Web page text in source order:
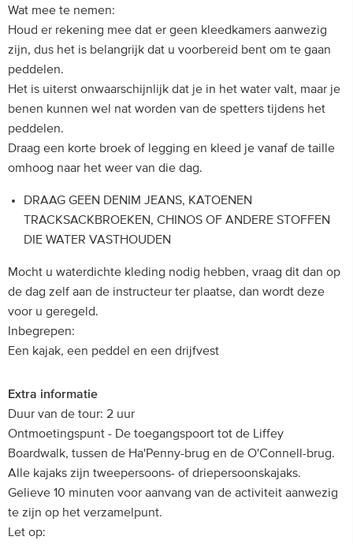
Wat mee te nemen:
Houd er rekening mee dat er geen kleedkamers aanwezig
zijn, dus het is belangrijk dat u voorbereid bent om te gaan
peddelen.
Het is uiterst onwaarschijnlijk dat je in het water valt, maar je
benen kunnen wel nat worden van de spetters tijdens het
peddelen.
Draag een korte broek of legging en kleed je vanaf de taille
omhoog naar het weer van die dag.
DRAAG GEEN DENIM JEANS, KATOENEN
TRACKSACKBROEKEN, CHINOS OF ANDERE STOFFEN
DIE WATER VASTHOUDEN
Mocht u waterdichte kleding nodig hebben, vraag dit dan op
de dag zelf aan de instructeur ter plaatse, dan wordt deze
voor u geregeld.
Inbegrepen:
Een kajak, een peddel en een drijfvest
Extra informatie
Duur van de tour: 2 uur
Ontmoetingspunt - De toegangspoort tot de Liffey
Boardwalk, tussen de Ha'Penny-brug en de O'Connell-brug.
Alle kajaks zijn tweepersoons- of driepersoonskajaks.
Gelieve 10 minuten voor aanvang van de activiteit aanwezig
te zijn op het verzamelpunt.
Let op: